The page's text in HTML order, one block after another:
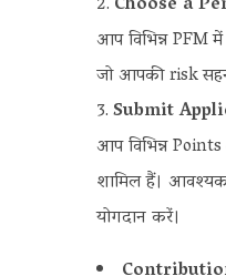
आप विभिन्न
जो आपकी risk
Submit
आप विभिन्न
शामिल हैं।
योगदान करें।